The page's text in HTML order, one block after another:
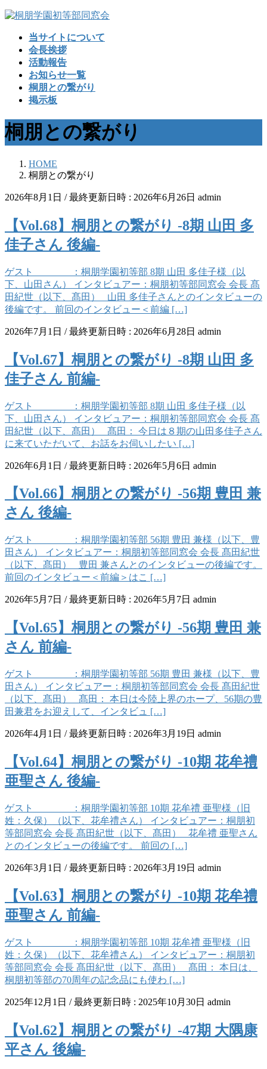
コ
プ
ナ
動
当サイトについて
会長挨拶
活動報告
お知らせ一覧
桐朋との繋がり
掲示板
桐朋との繋がり
HOME
桐朋との繋がり
2026年8月1日 / 最終更新日時 : 2026年6月26日 admin
【Vol.68】桐朋との繋がり -8期 山田 多
佳子さん 後編-
ゲスト ：桐朋学園初等部 8期 山田 多佳子様（以
下、山田さん） インタビュアー：桐朋初等部同窓会 会長 髙
田紀世（以下、髙田） 山田 多佳子さんとのインタビューの
後編です。 前回のインタビュー＜前編 […]
2026年7月1日 / 最終更新日時 : 2026年6月28日 admin
【Vol.67】桐朋との繋がり -8期 山田 多
佳子さん 前編-
ゲスト ：桐朋学園初等部 8期 山田 多佳子様（以
下、山田さん） インタビュアー：桐朋初等部同窓会 会長 髙
田紀世（以下、髙田） 髙田： 今日は８期の山田多佳子さん
に来ていただいて、お話をお伺いしたい […]
2026年6月1日 / 最終更新日時 : 2026年5月6日 admin
【Vol.66】桐朋との繋がり -56期 豊田 兼
さん 後編-
ゲスト ：桐朋学園初等部 56期 豊田 兼様（以下、豊
田さん） インタビュアー：桐朋初等部同窓会 会長 髙田紀世
（以下、髙田） 豊田 兼さんとのインタビューの後編です。
前回のインタビュー＜前編＞はこ […]
2026年5月7日 / 最終更新日時 : 2026年5月7日 admin
【Vol.65】桐朋との繋がり -56期 豊田 兼
さん 前編-
ゲスト ：桐朋学園初等部 56期 豊田 兼様（以下、豊
田さん） インタビュアー：桐朋初等部同窓会 会長 髙田紀世
（以下、髙田） 髙田： 本日は今陸上界のホープ、56期の豊
田兼君をお迎えして、インタビュ […]
2026年4月1日 / 最終更新日時 : 2026年3月19日 admin
【Vol.64】桐朋との繋がり -10期 花牟禮
亜聖さん 後編-
ゲスト ：桐朋学園初等部 10期 花牟禮 亜聖様（旧
姓：久保）（以下、花牟禮さん） インタビュアー：桐朋初
等部同窓会 会長 髙田紀世（以下、髙田） 花牟禮 亜聖さん
とのインタビューの後編です。 前回の […]
2026年3月1日 / 最終更新日時 : 2026年3月19日 admin
【Vol.63】桐朋との繋がり -10期 花牟禮
亜聖さん 前編-
ゲスト ：桐朋学園初等部 10期 花牟禮 亜聖様（旧
姓：久保）（以下、花牟禮さん） インタビュアー：桐朋初
等部同窓会 会長 髙田紀世（以下、髙田） 髙田： 本日は、
桐朋初等部の70周年の記念品にも使わ […]
2025年12月1日 / 最終更新日時 : 2025年10月30日 admin
【Vol.62】桐朋との繋がり -47期 大隅康
平さん 後編-